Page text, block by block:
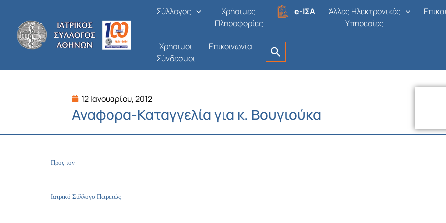
περιεχόμενο
Σύλλογος
Χρήσιμες
Πληροφορίες
e-ΙΣΑ
Άλλες Ηλεκτρονικές
Υπηρεσίες
Χρήσιμοι
Σύνδεσμοι
Επικοινωνία
12 Ιανουαρίου, 2012
Αναφορα-Καταγγελία για κ. Βουγιούκα
Προς τον
Ιατρικό Σύλλογο Πειραιώς